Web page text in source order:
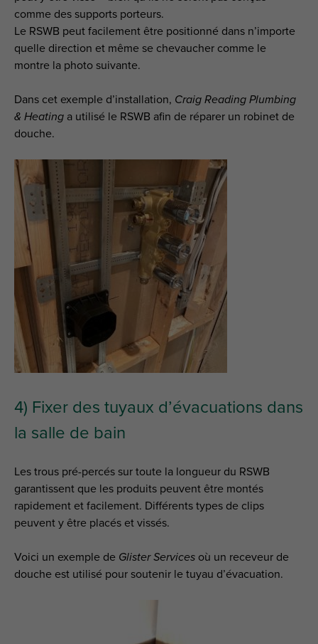
comme des supports porteurs.
Le RSWB peut facilement être positionné dans n’importe
quelle direction et même se chevaucher comme le
montre la photo suivante.
Dans cet exemple d’installation, Craig Reading Plumbing
& Heating a utilisé le RSWB afin de réparer un robinet de
douche.
4) Fixer des tuyaux d’évacuations dans
la salle de bain
Les trous pré-percés sur toute la longueur du RSWB
garantissent que les produits peuvent être montés
rapidement et facilement. Différents types de clips
peuvent y être placés et vissés.
Voici un exemple de Glister Services où un receveur de
douche est utilisé pour soutenir le tuyau d’évacuation.